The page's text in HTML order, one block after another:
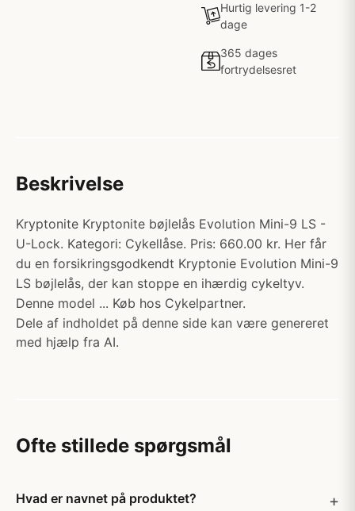
Hurtig levering 1-2
dage
365 dages
fortrydelsesret
Beskrivelse
Kryptonite Kryptonite bøjlelås Evolution Mini-9 LS -
U-Lock. Kategori: Cykellåse. Pris: 660.00 kr. Her får
du en forsikringsgodkendt Kryptonie Evolution Mini-9
LS bøjlelås, der kan stoppe en ihærdig cykeltyv.
Denne model ... Køb hos Cykelpartner.
Dele af indholdet på denne side kan være genereret
med hjælp fra AI.
Ofte stillede spørgsmål
Hvad er navnet på produktet?